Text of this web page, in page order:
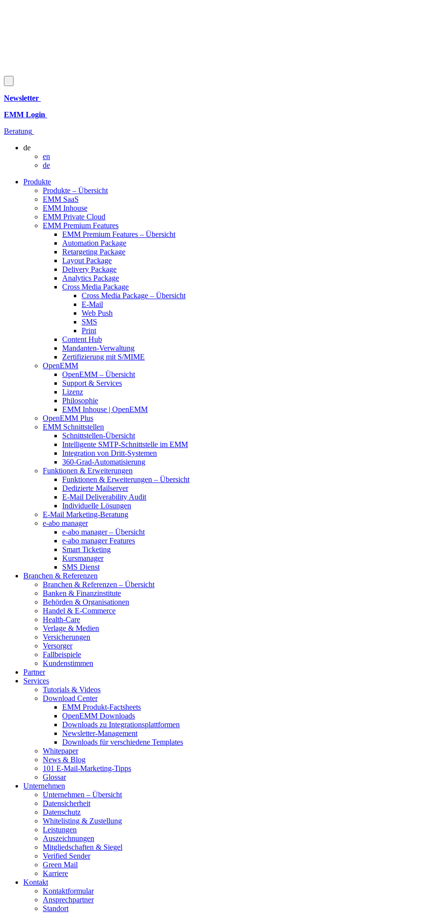
Newsletter
EMM Login
Beratung
de
en
de
Produkte
Produkte – Übersicht
EMM SaaS
EMM Inhouse
EMM Private Cloud
EMM Premium Features
EMM Premium Features – Übersicht
Automation Package
Retargeting Package
Layout Package
Delivery Package
Analytics Package
Cross Media Package
Cross Media Package – Übersicht
E-Mail
Web Push
SMS
Print
Content Hub
Mandanten-Verwaltung
Zertifizierung mit S/MIME
OpenEMM
OpenEMM – Übersicht
Support & Services
Lizenz
Philosophie
EMM Inhouse | OpenEMM
OpenEMM Plus
EMM Schnittstellen
Schnittstellen-Übersicht
Intelligente SMTP-Schnittstelle im EMM
Integration von Dritt-Systemen
360-Grad-Automatisierung
Funktionen & Erweiterungen
Funktionen & Erweiterungen – Übersicht
Dedizierte Mailserver
E-Mail Deliverability Audit
Individuelle Lösungen
E-Mail Marketing-Beratung
e-abo manager
e-abo manager – Übersicht
e-abo manager Features
Smart Ticketing
Kursmanager
SMS Dienst
Branchen & Referenzen
Branchen & Referenzen – Übersicht
Banken & Finanzinstitute
Behörden & Organisationen
Handel & E-Commerce
Health-Care
Verlage & Medien
Versicherungen
Versorger
Fallbeispiele
Kundenstimmen
Partner
Services
Tutorials & Videos
Download Center
EMM Produkt-Factsheets
OpenEMM Downloads
Downloads zu Integrationsplattformen
Newsletter-Management
Downloads für verschiedene Templates
Whitepaper
News & Blog
101 E-Mail-Marketing-Tipps
Glossar
Unternehmen
Unternehmen – Übersicht
Datensicherheit
Datenschutz
Whitelisting & Zustellung
Leistungen
Auszeichnungen
Mitgliedschaften & Siegel
Verified Sender
Green Mail
Karriere
Kontakt
Kontaktformular
Ansprechpartner
Standort